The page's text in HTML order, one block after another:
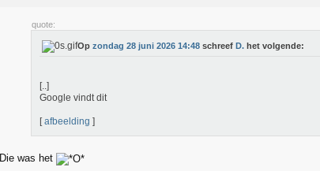
quote:
Op zondag 28 juni 2026 14:48 schreef D. het volgende:
[..]
Google vindt dit
[afbeelding ]
Die was het